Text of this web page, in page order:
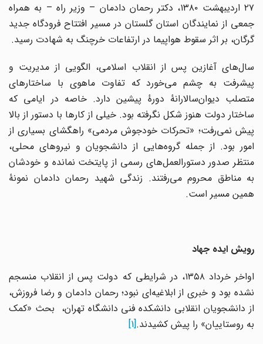
۲۷ اردیبهشت ۱۳۸۰، دکتر رحمان دادمان – وزیر راه – به همراه
جمعی از نمایندگان استان گلستان در مسیر افتتاح فرودگاه جدید
گرگان، بر اثر سقوط هواپیما در ارتفاعات خرچنگ به شهادت رسید.
سال‌های آغازین پس از انقلاب اسلامی، الگویی از مدیریت و
پیشرفت به چشم می‌خورد که تفاوت ماهوی با ساختارهای
متصلب دیوان‌سالارانهٔ دورهٔ پیشین دارد. خاصه در ایامی که
ساختار دولت هنوز شکل نگرفته بود. خیلی از کارها با دستور از بالا
پیش نمی‌رفت؛ «تحرکات خودجوش مردمی» راهگشای بسیاری از
امور بود. از جمله گروه‌هایی از دانشجویان و نیروهای محلی،
منتظر صدور دستورالعمل‌های رسمی از پایتخت نمانده و خودشان
به مناطق محروم می‌رفتند. زندگی شهید رحمان دادمان نمونۀ
همین مسیر است.
رویش ایده جهاد
اواخر خرداد ۱۳۵۸، در شرایطی که دولت پس از انقلاب منسجم
نشده بود و خبری از ابلاغیه‌ای نبود؛ رحمان دادمان و رضا فروزش،
از دانشجویان انقلابی دانشکده فنی دانشگاه تهران، بحث «کمک
به روستاییان» را پیش کشیدند.[1]